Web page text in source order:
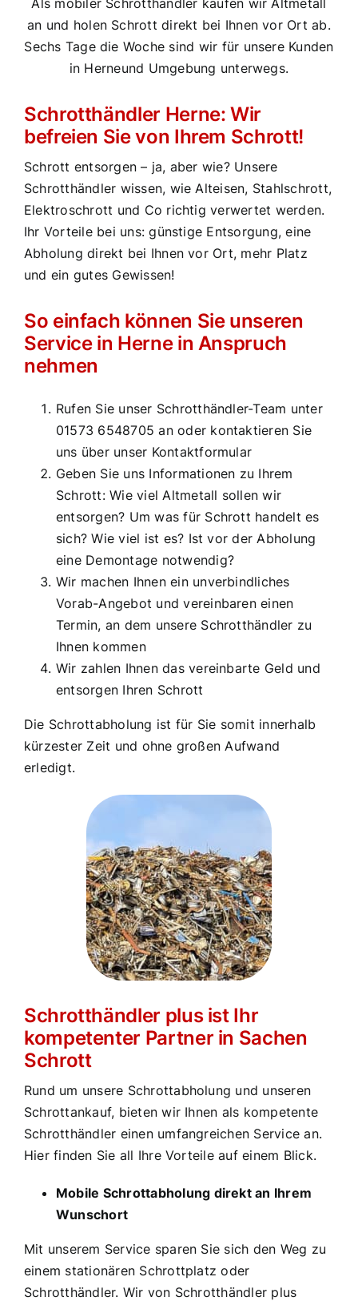
Als mobiler Schrotthändler kaufen wir Altmetall
an und holen Schrott direkt bei Ihnen vor Ort ab.
Sechs Tage die Woche sind wir für unsere Kunden
in Herneund Umgebung unterwegs.
Schrotthändler Herne: Wir
befreien Sie von Ihrem Schrott!
Schrott entsorgen – ja, aber wie? Unsere
Schrotthändler wissen, wie Alteisen, Stahlschrott,
Elektroschrott und Co richtig verwertet werden.
Ihr Vorteile bei uns: günstige Entsorgung, eine
Abholung direkt bei Ihnen vor Ort, mehr Platz
und ein gutes Gewissen!
So einfach können Sie unseren
Service in Herne in Anspruch
nehmen
Rufen Sie unser Schrotthändler-Team unter
01573 6548705 an oder kontaktieren Sie
uns über unser Kontaktformular
Geben Sie uns Informationen zu Ihrem
Schrott: Wie viel Altmetall sollen wir
entsorgen? Um was für Schrott handelt es
sich? Wie viel ist es? Ist vor der Abholung
eine Demontage notwendig?
Wir machen Ihnen ein unverbindliches
Vorab-Angebot und vereinbaren einen
Termin, an dem unsere Schrotthändler zu
Ihnen kommen
Wir zahlen Ihnen das vereinbarte Geld und
entsorgen Ihren Schrott
Die Schrottabholung ist für Sie somit innerhalb
kürzester Zeit und ohne großen Aufwand
erledigt.
Schrotthändler plus ist Ihr
kompetenter Partner in Sachen
Schrott
Rund um unsere Schrottabholung und unseren
Schrottankauf, bieten wir Ihnen als kompetente
Schrotthändler einen umfangreichen Service an.
Hier finden Sie all Ihre Vorteile auf einem Blick.
Mobile Schrottabholung direkt an Ihrem
Wunschort
Mit unserem Service sparen Sie sich den Weg zu
einem stationären Schrottplatz oder
Schrotthändler. Wir von Schrotthändler plus